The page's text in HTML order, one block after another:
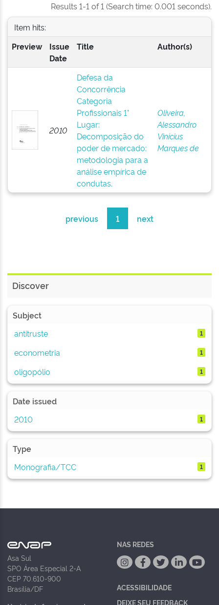
Results 1-1 of 1 (Search time: 0.001 seconds).
Item hits:
Preview
Issue
Date
Title Author(s)
2010
Defesa da
Concorrência
Categoria
Profissionais 1°
Lugar:
Decomposição do
poder de mercado:
metodologia para a
análise empírica de
condutas.
Oliveira,
Alessandro
Vinícius
Marques de
previous 1 next
Discover
Subject
antitruste
1
econometria 1
oligopólio 1
Date issued
2010
1
Type
Monografia/TCC
1
Asa Sul
SPO Área Especial 2-A
CEP 70.610-900
Brasília/DF
NAS REDES
ACESSIBILIDADE
DEIXE SEU FEEDBACK